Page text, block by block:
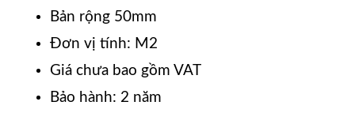
Bản rộng 50mm
Đơn vị tính: M2
Giá chưa bao gồm VAT
Bảo hành: 2 năm